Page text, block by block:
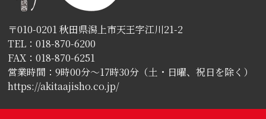
〒010-0201 秋田県潟上市天王字江川21-2
TEL：018-870-6200
FAX：018-870-6251
営業時間：9時00分〜17時30分（土・日曜、祝日を除く）
https://akitaajisho.co.jp/